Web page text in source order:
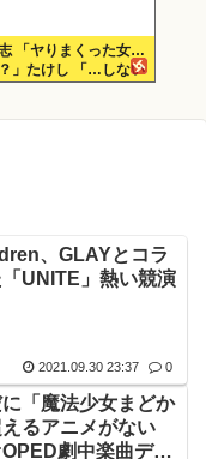
志 「ヤりまくった女…
」たけし 「…しない
、GLAYとコラ
UNITE」熱い競演
2021.09.30 23:37 0
に「魔法少女まどか
るアニメがない
劇中楽曲デザ